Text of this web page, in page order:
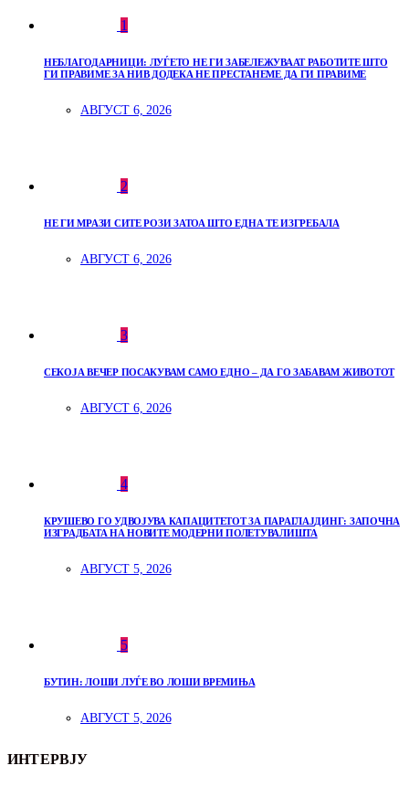
1
НЕБЛАГОДАРНИЦИ: ЛУЃЕТО НЕ ГИ ЗАБЕЛЕЖУВААТ РАБОТИТЕ ШТО
ГИ ПРАВИМЕ ЗА НИВ ДОДЕКА НЕ ПРЕСТАНЕМЕ ДА ГИ ПРАВИМЕ
АВГУСТ 6, 2026
2
НЕ ГИ МРАЗИ СИТЕ РОЗИ ЗАТОА ШТО ЕДНА ТЕ ИЗГРЕБАЛА
АВГУСТ 6, 2026
3
СЕКОЈА ВЕЧЕР ПОСАКУВАМ САМО ЕДНО – ДА ГО ЗАБАВАМ ЖИВОТОТ
АВГУСТ 6, 2026
4
КРУШЕВО ГО УДВОЈУВА КАПАЦИТЕТОТ ЗА ПАРАГЛАЈДИНГ: ЗАПОЧНА
ИЗГРАДБАТА НА НОВИТЕ МОДЕРНИ ПОЛЕТУВАЛИШТА
АВГУСТ 5, 2026
5
БУТИН: ЛОШИ ЛУЃЕ ВО ЛОШИ ВРЕМИЊА
АВГУСТ 5, 2026
ИНТЕРВЈУ